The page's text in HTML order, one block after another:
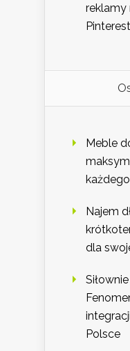
reklamy
Pinterest
Meble
Najem
dla
Polsce